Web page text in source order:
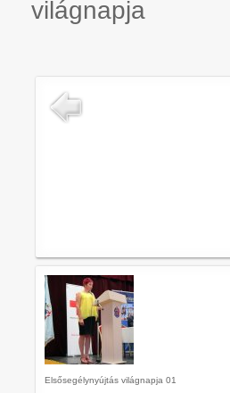
világnapja
Elsősegélynyújtás világnapja 01